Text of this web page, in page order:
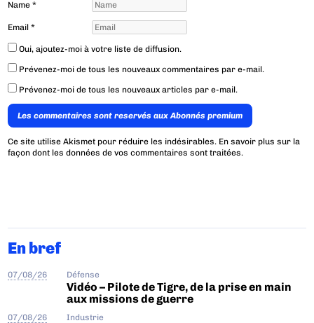
Name*
Email*
Oui, ajoutez-moi à votre liste de diffusion.
Prévenez-moi de tous les nouveaux commentaires par e-mail.
Prévenez-moi de tous les nouveaux articles par e-mail.
Les commentaires sont reservés aux Abonnés premium
Ce site utilise Akismet pour réduire les indésirables. En savoir plus sur la
façon dont les données de vos commentaires sont traitées.
En bref
07/08/26 Défense
Vidéo – Pilote de Tigre, de la prise en main
aux missions de guerre
07/08/26 Industrie